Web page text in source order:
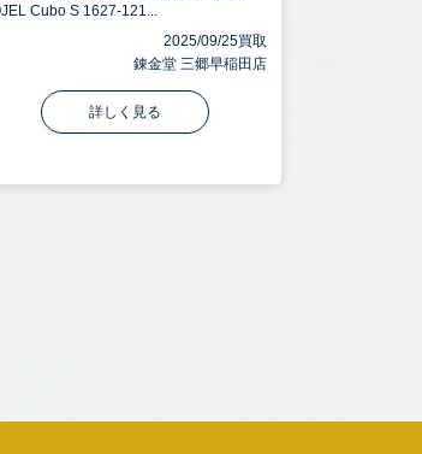
Cubo S 1627-121...
2025/09/25買取
錬金堂 三郷早稲田店
詳しく見る